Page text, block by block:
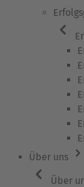
Über uns
Über